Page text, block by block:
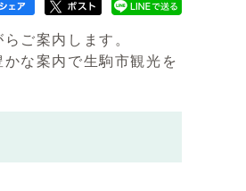
ご案内します。
な案内で生駒市観光を